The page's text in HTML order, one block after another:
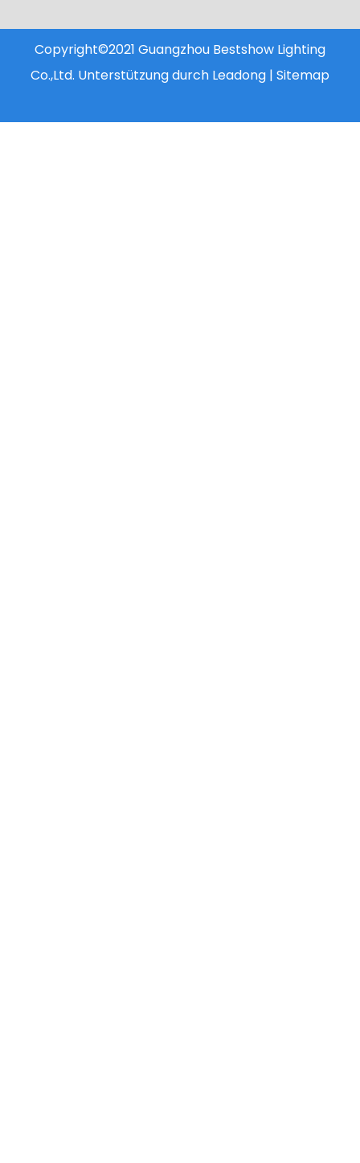
Copyright©2021 Guangzhou Bestshow Lighting
Co.,Ltd. Unterstützung durch Leadong | Sitemap